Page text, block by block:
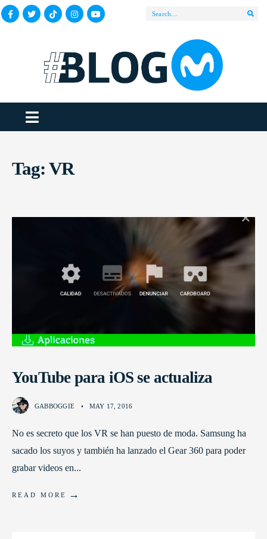
Tag: VR
YouTube para iOS se actualiza
GABBOGGIE • MAY 17, 2016
No es secreto que los VR se han puesto de moda. Samsung ha
sacado los suyos y también ha lanzado el Gear 360 para poder
grabar videos en...
READ MORE →